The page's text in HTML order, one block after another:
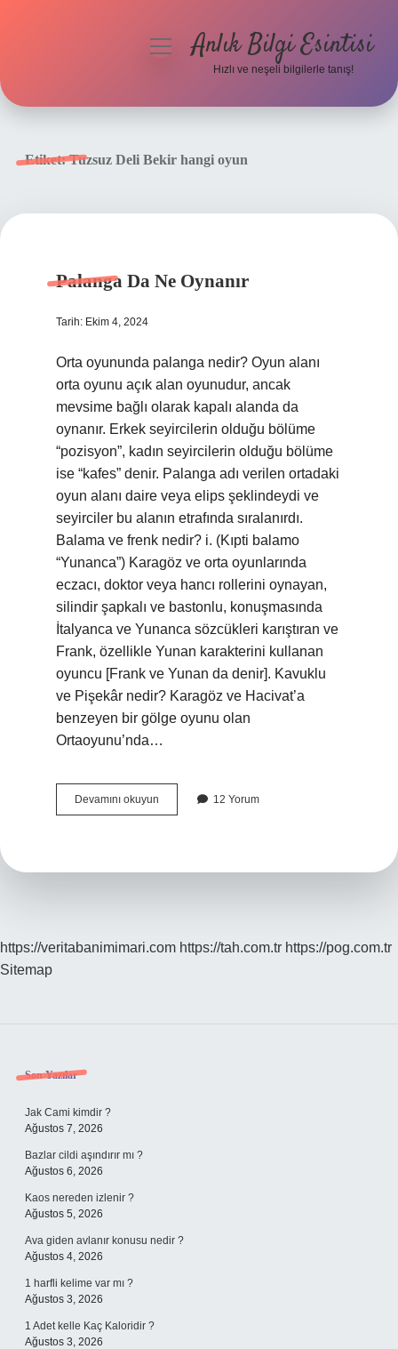
menüyüAnlık Bilgi Esintisi
Hızlı ve neşeli bilgilerle tanış!
Etiket:Tuzsuz Deli Bekir hangi oyun
Palanga Da Ne Oynanır
Tarih: Ekim 4, 2024
Orta oyununda palanga nedir? Oyun alanı
orta oyunu açık alan oyunudur, ancak
mevsime bağlı olarak kapalı alanda da
oynanır. Erkek seyircilerin olduğu bölüme
“pozisyon”, kadın seyircilerin olduğu bölüme
ise “kafes” denir. Palanga adı verilen ortadaki
oyun alanı daire veya elips şeklindeydi ve
seyirciler bu alanın etrafında sıralanırdı.
Balama ve frenk nedir? i. (Kıpti balamo
“Yunanca”) Karagöz ve orta oyunlarında
eczacı, doktor veya hancı rollerini oynayan,
silindir şapkalı ve bastonlu, konuşmasında
İtalyanca ve Yunanca sözcükleri karıştıran ve
Frank, özellikle Yunan karakterini kullanan
oyuncu [Frank ve Yunan da denir]. Kavuklu
ve Pişekâr nedir? Karagöz ve Hacivat’a
benzeyen bir gölge oyunu olan
Ortaoyunu’nda…
Devamını okuyun Palanga
Da
12 Yorum
https://veritabanimimari.com https://tah.com.tr https://pog.com.tr
Sitemap
Sidebar
Son Yazılar
Jak Cami kimdir ?
Ağustos 7, 2026
Bazlar cildi aşındırır mı ?
Ağustos 6, 2026
Kaos nereden izlenir ?
Ağustos 5, 2026
Ava giden avlanır konusu nedir ?
Ağustos 4, 2026
1 harfli kelime var mı ?
Ağustos 3, 2026
1 Adet kelle Kaç Kaloridir ?
Ağustos 3, 2026